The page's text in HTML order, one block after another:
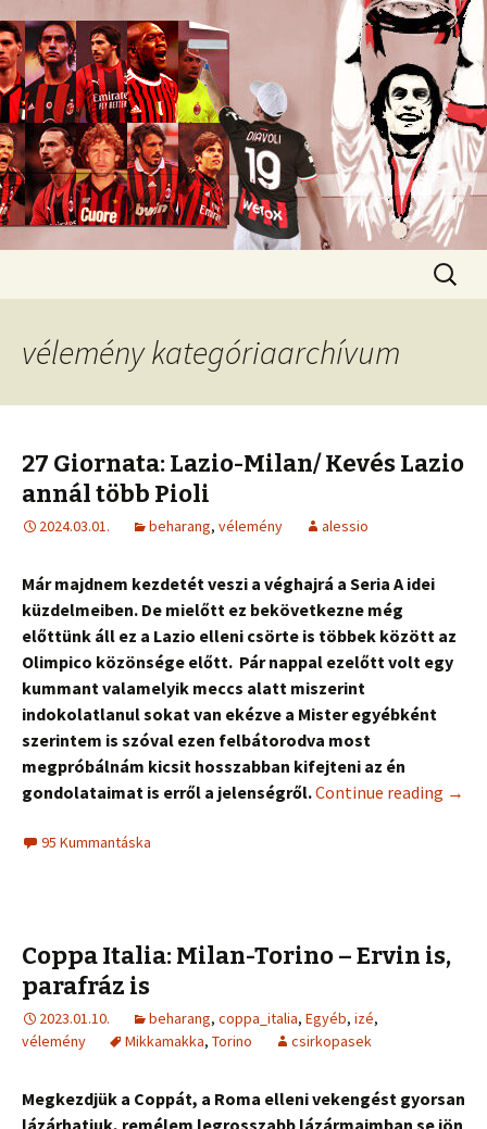
diavoli
Romokban heverő blog egy romokban
heverő csapatról.
vélemény kategóriaarchívum
27 Giornata: Lazio-Milan/ Kevés Lazio
annál több Pioli
2024.03.01. beharang, vélemény alessio
Már majdnem kezdetét veszi a véghajrá a Seria A idei
küzdelmeiben. De mielőtt ez bekövetkezne még
előttünk áll ez a Lazio elleni csörte is többek között az
Olimpico közönsége előtt. Pár nappal ezelőtt volt egy
kummant valamelyik meccs alatt miszerint
indokolatlanul sokat van ekézve a Mister egyébként
szerintem is szóval ezen felbátorodva most
megpróbálnám kicsit hosszabban kifejteni az én
gondolataimat is erről a jelenségről.Continue reading →
95 Kummantáska
Coppa Italia: Milan-Torino – Ervin is,
parafráz is
2023.01.10. beharang, coppa_italia, Egyéb, izé,
vélemény
Mikkamakka, Torino csirkopasek
Megkezdjük a Coppát, a Roma elleni vekengést gyorsan
lázárhatjuk, remélem legrosszabb lázármaimban se jön